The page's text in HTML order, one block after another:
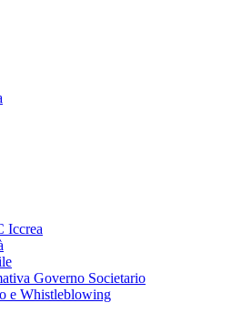
Iccrea
Governo Societario
e Whistleblowing